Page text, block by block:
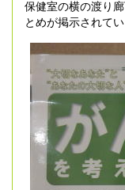
保健室の横の渡り
とめが掲示されてい